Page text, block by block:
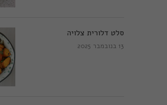
סלט דלורית צלויה
13 בנובמבר 2025